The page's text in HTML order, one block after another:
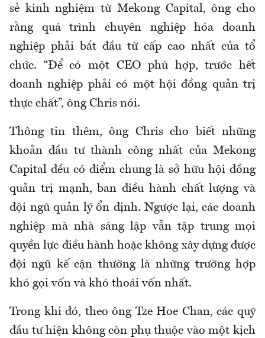
sẻ kinh nghiệm từ Mekong Capital, ông cho
rằng quá trình chuyên nghiệp hóa doanh
nghiệp phải bắt đầu từ cấp cao nhất của tổ
chức. “Để có một CEO phù hợp, trước hết
doanh nghiệp phải có một hội đồng quản trị
thực chất”, ông Chris nói.
Thông tin thêm, ông Chris cho biết những
khoản đầu tư thành công nhất của Mekong
Capital đều có điểm chung là sở hữu hội đồng
quản trị mạnh, ban điều hành chất lượng và
đội ngũ quản lý ổn định. Ngược lại, các doanh
nghiệp mà nhà sáng lập vẫn tập trung mọi
quyền lực điều hành hoặc không xây dựng được
đội ngũ kế cận thường là những trường hợp
khó gọi vốn và khó thoái vốn nhất.
Trong khi đó, theo ông Tze Hoe Chan, các quỹ
đầu tư hiện không còn phụ thuộc vào một kịch